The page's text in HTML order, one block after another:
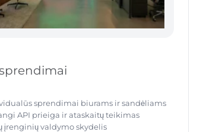
sprendimai biurams ir sandėliams
API prieiga ir ataskaitų teikimas
įrenginių valdymo skydelis